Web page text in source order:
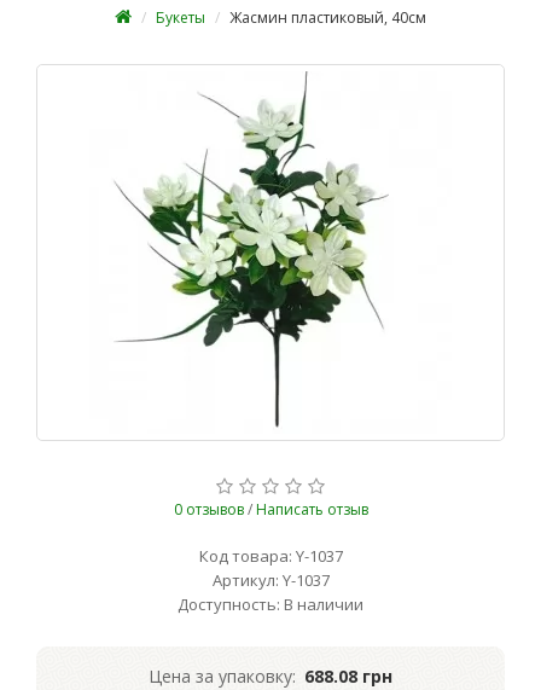
Букеты Жасмин пластиковый, 40см
0 отзывов/ Написать отзыв
Код товара: Y-1037
Артикул: Y-1037
Доступность: В наличии
Цена за упаковку: 688.08 грн